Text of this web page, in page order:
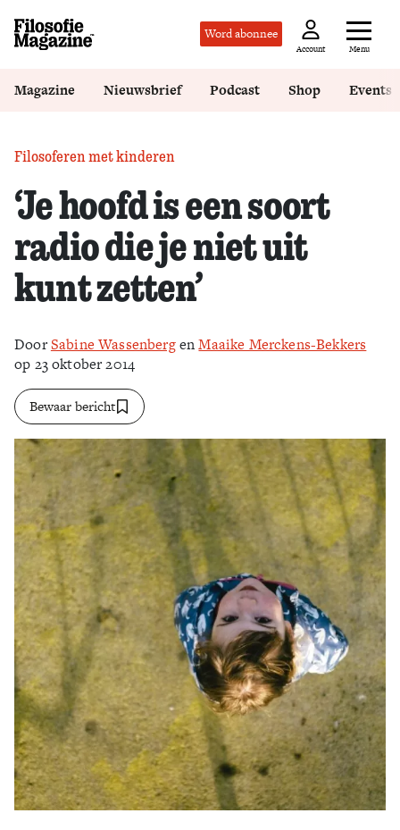
Word abonnee
Account Menu
Magazine Nieuwsbrief Podcast Shop Events
Filosoferen met kinderen
‘Je hoofd is een soort
radio die je niet uit
kunt zetten’
DoorSabine WassenbergenMaaike Merckens-Bekkers
op 23 oktober 2014
Bewaar bericht